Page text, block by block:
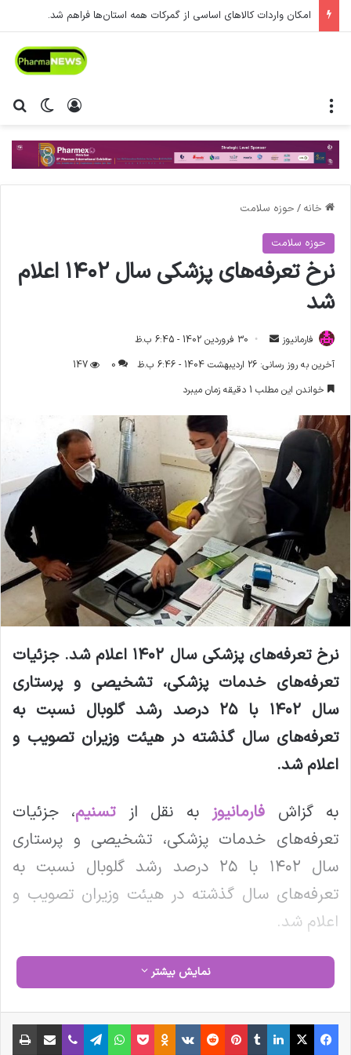
امکان واردات کالاهای اساسی از گمرکات همه استان‌ها فراهم شد.
تغییر ورود
خانه / حوزه سلامت
حوزه سلامت
نرخ تعرفه‌های پزشکی سال ۱۴۰۲ اعلام
شد
فارمانیوز
ا
ا
ی
م
ی
ل
30 فروردین 1402 - 6:45 ب.ظ
آخرین به روز رسانی: 26 اردیبهشت 1404 - 6:46 ب.ظ
0
147
خواندن این مطلب 1 دقیقه زمان میبرد
نرخ تعرفه‌های پزشکی سال ۱۴۰۲ اعلام شد. جزئیات
تعرفه‌های خدمات پزشکی، تشخیصی و پرستاری
سال ۱۴۰۲ با ۲۵ درصد رشد گلوبال نسبت به
تعرفه‌های سال گذشته در هیئت وزیران تصویب و
اعلام شد.
به گزاش فارمانیوز به نقل ازتسنیم، جزئیات
تعرفه‌های خدمات پزشکی، تشخیصی و پرستاری
سال ۱۴۰۲ با ۲۵ درصد رشد گلوبال نسبت به
تعرفه‌های سال گذشته در هیئت وزیران تصویب و
اعلام شد.
جزئیات مصوبه هیئت وزیران درباره تعرفه‌های
مصوب هیئت وزیران اعلام می‌شود.
نمایش بیشتر
فیس بوک X لینکدین ‫تامبلر ‫پین‌ترست ‫رددیت ‫VKontakte
‫Odnoklassniki پاکت واتس آپ تلگرام وایبر اشتراک گذاری از طریق ایمیل